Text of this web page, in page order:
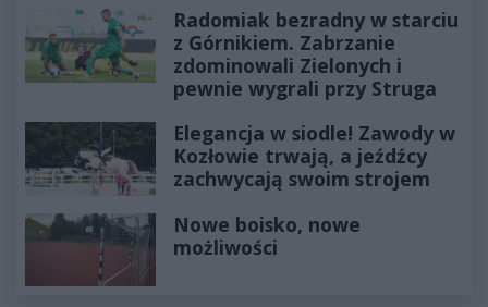
Radomiak bezradny w starciu
z Górnikiem. Zabrzanie
zdominowali Zielonych i
pewnie wygrali przy Struga
Elegancja w siodle! Zawody w
Kozłowie trwają, a jeźdźcy
zachwycają swoim strojem
Nowe boisko, nowe
możliwości